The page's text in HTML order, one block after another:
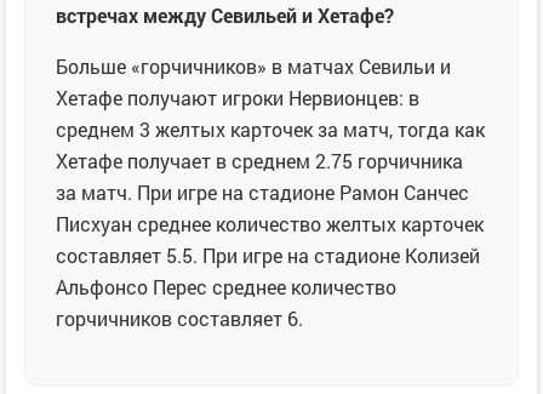
встречах между Севильей и Хетафе?
Больше «горчичников» в матчах Севильи и
Хетафе получают игроки Нервионцев: в
среднем 3 желтых карточек за матч, тогда как
Хетафе получает в среднем 2.75 горчичника
за матч. При игре на стадионе Рамон Санчес
Писхуан среднее количество желтых карточек
составляет 5.5. При игре на стадионе Колизей
Альфонсо Перес среднее количество
горчичников составляет 6.